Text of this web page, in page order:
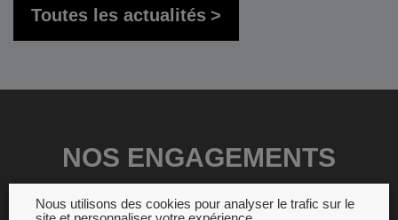
Toutes les actualités
NOS ENGAGEMENTS
Nous utilisons des cookies pour analyser le trafic sur le